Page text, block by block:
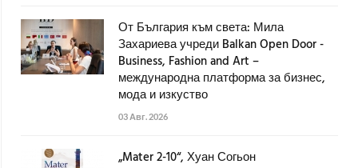
От България към света: Мила
Захариева учреди Balkan Open Door -
Business, Fashion and Art –
международна платформа за бизнес,
мода и изкуство
03 Авг. 2026
„Mater 2-10“, Хуан Согьон